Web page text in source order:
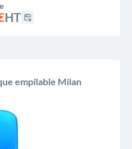
HT
empilable Milan